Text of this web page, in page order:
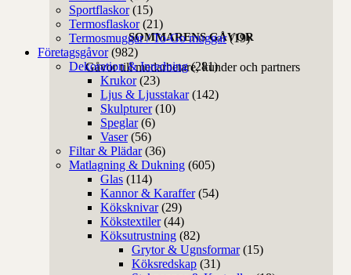
SOMMARENS GÅVOR
Gåvor till medarbetare, kunder och partners
Sportflaskor (15)
Termosflaskor (21)
Termosmuggar / To-Go muggar (19)
Företagsgåvor (982)
Dekoration & Inredning (281)
Krukor (23)
Ljus & Ljusstakar (142)
Skulpturer (10)
Speglar (6)
Vaser (56)
Filtar & Plädar (36)
Matlagning & Dukning (605)
Glas (114)
Kannor & Karaffer (54)
Köksknivar (29)
Kökstextiler (44)
Köksutrustning (82)
Grytor & Ugnsformar (15)
Köksredskap (31)